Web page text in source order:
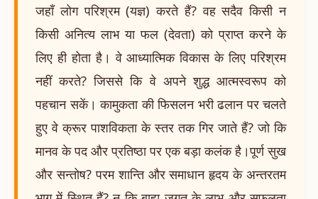
जहाँ लोग परिश्रम (यज्ञ) करते हैं? वह सदैव किसी न
किसी अनित्य लाभ या फल (देवता) को प्राप्त करने के
लिए ही होता है। वे आध्यात्मिक विकास के लिए परिश्रम
नहीं करते? जिससे कि वे अपने शुद्ध आत्मस्वरूप को
पहचान सकें। कामुकता की फिसलन भरी ढलान पर चलते
हुए वे क्रूर पाशविकता के स्तर तक गिर जाते हैं? जो कि
मानव के पद और प्रतिष्ठा पर एक बड़ा कलंक है।पूर्ण सुख
और सन्तोष? परम शान्ति और समाधान हृदय के अन्तरतम